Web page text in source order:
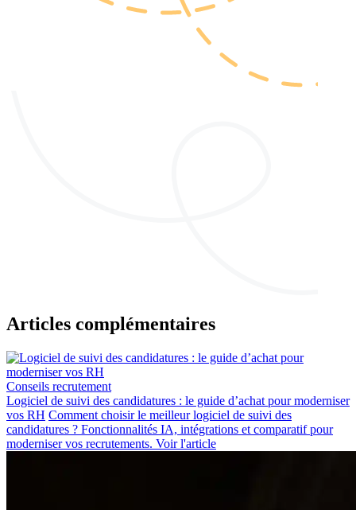
Articles complémentaires
Conseils recrutement
Logiciel de suivi des candidatures : le guide d’achat pour moderniser
vos RH Comment choisir le meilleur logiciel de suivi des
candidatures ? Fonctionnalités IA, intégrations et comparatif pour
moderniser vos recrutements. Voir l'article